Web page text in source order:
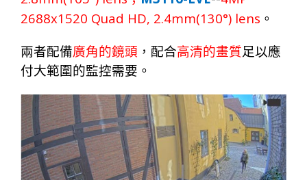
2688x1520 Quad HD, 2.4mm(130°) lens 。
兩者配備廣角的鏡頭 ，配合高清的畫質足以應
付大範圍的監控需要。